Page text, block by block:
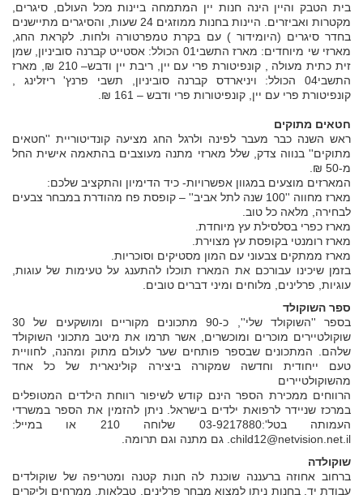
בית הטבק והיין הינה חנות יין המתמחה ביינות מכל העולם, סיגרים,
מקטרות ואביזרים. היינות בחנות ממוזגים 24 שעות, והסיגרים מתיישנים
בחדר סיגרים (היומידור ) עם בקרת טמפרטורה ולחות. לקראת החג,
מארזי שי מיוחדים: מארז התשבי01 הכולל: אסטייט קברנה סוביניון, שמן
זית כתית מעולה , קונפיטורת פרי עם יין, ריבת יין ודבש– 210 ₪, מארז
התשבי04 הכולל: ויניארדס קברנה סוביניון, תשבי פרנץ' ריזלינג ,
קונפיטורת פרי עם יין, קונפיטורות פרי ודבש – 161 ₪.
חטאים מתוקים
ראש השנה כבר מעבר לפינה ולרגל החג מציעה קונדיטוריית ''חטאים
מתוקים'' בנווה צדק, שלל מארזי מתנה מעוצבים בהתאמה אישית החל
מ-50 ₪.
המארזים מוצעים במגוון אפשרויות- כיד הדימיון והתקציב שלכם:
מארז מחווה ''100 שנה לתל אביב'' – קופסת פח מהודרת במבחר צבעים
לבחירה, מלאה כל טוב.
מארז כפרי בסלסילת עץ מיוחדת.
מארז רומנטי בקופסת עץ מצוירת.
מארז ממתקים צבעוני עם המון מסטיקים וסוכריות.
בזמן שיכינו עבורכם את המארז תוכלו להתענג על טעימות של עוגות,
עוגיות, פרלינים, מלוחים ומיני דברים טובים.
ספר השוקולד
בספר ''השוקולד שלי'', כ-90 מתכונים מקוריים ומושקעים של 30
שוקולטיירים מוכרים ומוכשרים, אשר תרמו את מיטב מתכוני השוקולד
שלהם. המתכונים שבספר פותחים שער לעולם מתוק ומהנה, לחוויית
טעם ייחודית וחדשה שמקורה ביצירה קולינארית של כל אחד
מהשוקולטיירים
הרווחים ממכירת הספר הינם קודש לשיפור רווחת הילדים המטופלים
במרכז שניידר לרפואת ילדים בישראל. ניתן להזמין את הספר במשרדי
העמותה בטל':03-9217880 שלוחה 210 או במייל:
child12@netvision.net.il. גם מתנה וגם תרומה.
שוקולדה
ברחוב אחוזה ברעננה שוכנת לה חנות קטנה ומטריפה של שוקולדים
עבודת יד. בחנות ניתן למצוא מבחר פרלינים, טבלאות, ממרחים וליקרים